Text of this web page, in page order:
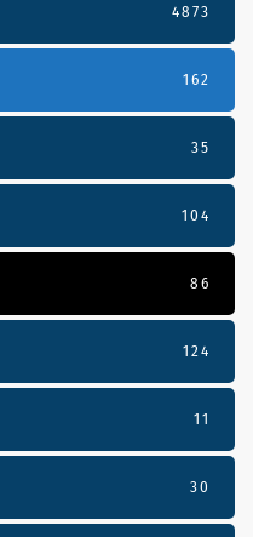
4873
162
35
104
86
124
11
30